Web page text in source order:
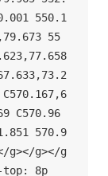
550.1
55
C570.96
570.9
g></g></g
top: 8p